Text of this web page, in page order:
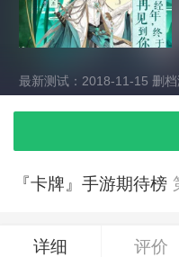
最新测试：2018-11-15 删
『卡牌』手游期待榜
详细 评价